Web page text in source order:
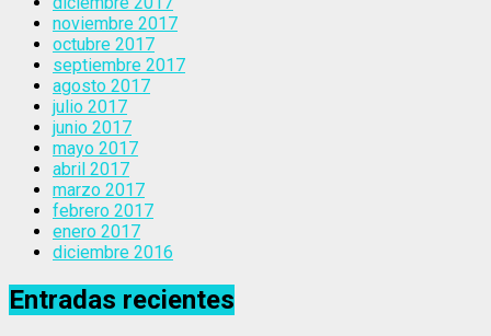
noviembre 2017
octubre 2017
septiembre 2017
agosto 2017
julio 2017
junio 2017
mayo 2017
abril 2017
marzo 2017
febrero 2017
enero 2017
diciembre 2016
Entradas recientes